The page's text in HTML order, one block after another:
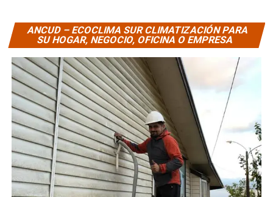
ANCUD – ECOCLIMA SUR CLIMATIZACIÓN PARA
SU HOGAR, NEGOCIO, OFICINA O EMPRESA